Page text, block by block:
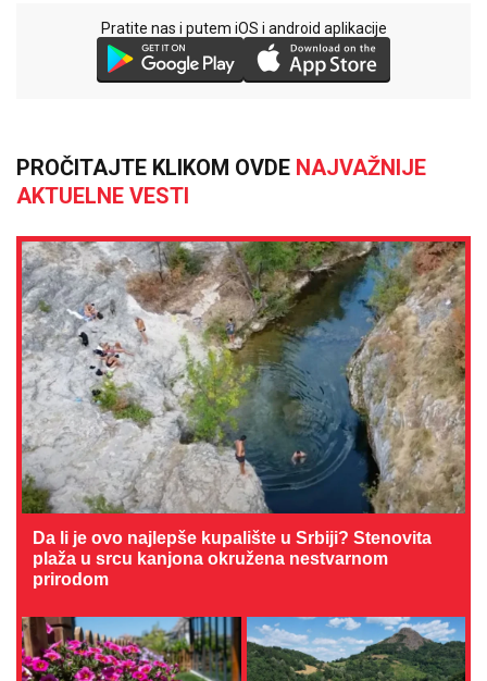
Pratite nas i putem iOS i android aplikacije
PROČITAJTE KLIKOM OVDE NAJVAŽNIJE
AKTUELNE VESTI
Da li je ovo najlepše kupalište u Srbiji? Stenovita
plaža u srcu kanjona okružena nestvarnom
prirodom